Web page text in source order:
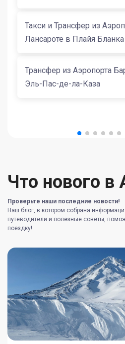
Такси и Трансфер из
Лансароте в Плайя Бланка
Трансфер из Аэропорта
Эль-Пас-де-ла-Каза
Что нового в
Проверьте наши последние новости!
Наш блог, в котором собрана
путеводители и полезные советы,
поездку!